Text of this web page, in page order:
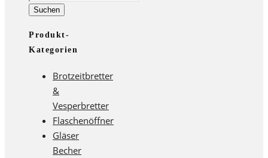
nach:
Suchen
Produkt-
Kategorien
Brotzeitbretter
&
Vesperbretter
Flaschenöffner
Gläser
Becher